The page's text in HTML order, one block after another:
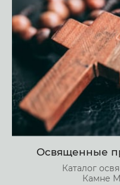
Освященные
Каталог
Камне